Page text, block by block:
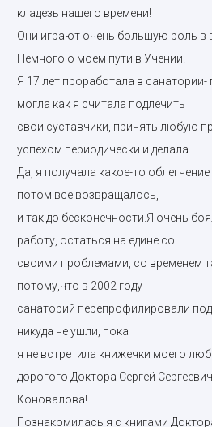
кладезь нашего времени!
Они играют очень большую роль в
Немного о моем пути в Учении!
Я 17 лет проработала в санатории-
могла как я считала подлечить
свои суставчики, принять любую
успехом периодически и делала.
Да, я получала какое-то
потом все возвращалось,
и так до бесконечности.Я очень
работу, остаться на едине со
своими проблемами, со временем
потому,что в 2002 году
санаторий перепрофилировали под
никуда не ушли, пока
я не встретила книжечки моего
дорогого Доктора Сергей
Коновалова!
Познакомилась я с книгами